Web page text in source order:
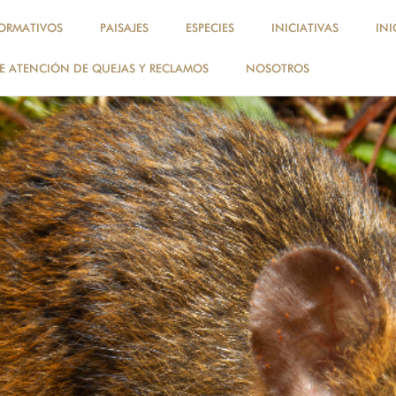
PAISAJES ESPECIES INICIATIVAS
ATENCIÓN DE QUEJAS Y RECLAMOS NOSOTROS